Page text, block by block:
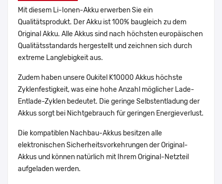
Mit diesem Li-Ionen-Akku erwerben Sie ein
Qualitätsprodukt. Der Akku ist 100% baugleich zu dem
Original Akku. Alle Akkus sind nach höchsten europäischen
Qualitätsstandards hergestellt und zeichnen sich durch
extreme Langlebigkeit aus.
Zudem haben unsere Oukitel K10000 Akkus höchste
Zyklenfestigkeit, was eine hohe Anzahl möglicher Lade-
Entlade-Zyklen bedeutet. Die geringe Selbstentladung der
Akkus sorgt bei Nichtgebrauch für geringen Energieverlust.
Die kompatiblen Nachbau-Akkus besitzen alle
elektronischen Sicherheitsvorkehrungen der Original-
Akkus und können natürlich mit Ihrem Original-Netzteil
aufgeladen werden.